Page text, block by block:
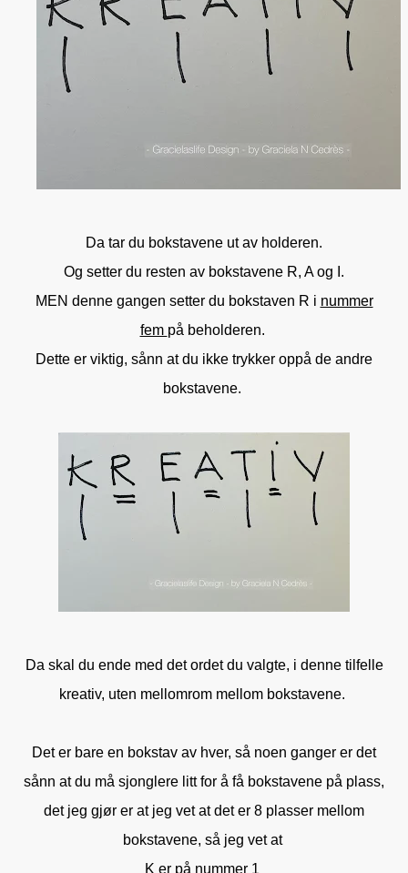
Da tar du bokstavene ut av holderen.
Og setter du resten av bokstavene R, A og I.
MEN denne gangen setter du bokstaven R i nummer
fem på beholderen.
Dette er viktig, sånn at du ikke trykker oppå de andre
bokstavene.
Da skal du ende med det ordet du valgte, i denne tilfelle
kreativ, uten mellomrom mellom bokstavene.
Det er bare en bokstav av hver, så noen ganger er det
sånn at du må sjonglere litt for å få bokstavene på plass,
det jeg gjør er at jeg vet at det er 8 plasser mellom
bokstavene, så jeg vet at
K er på nummer 1